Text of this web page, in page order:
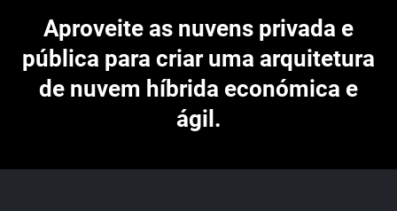
Aproveite as nuvens privada e
pública para criar uma arquitetura
de nuvem híbrida económica e
ágil.